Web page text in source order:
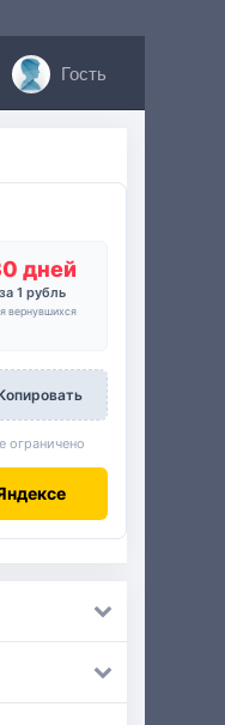
Гость
дней
за 1 рубль
вернувшихся
ограничено